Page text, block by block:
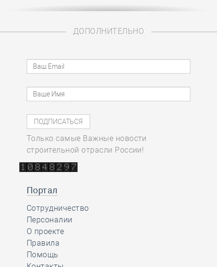
ДОПОЛНИТЕЛЬНО
Только самые Важные новости
строительной отрасли России!
Портал
Сотрудничество
Персоналии
О проекте
Правила
Помощь